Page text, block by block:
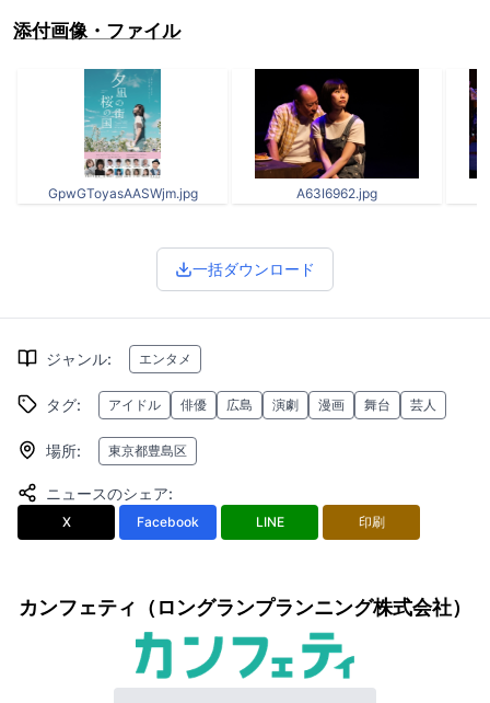
添付画像・ファイル
GpwGToyasAASWjm.jpg A63I6962.jpg
一括ダウンロード
ジャンル: エンタメ
タグ: アイドル 俳優 広島 演劇 漫画 舞台 芸人
場所: 東京都豊島区
ニュースのシェア:
X Facebook LINE 印刷
カンフェティ（ロングランプランニング株式会社）